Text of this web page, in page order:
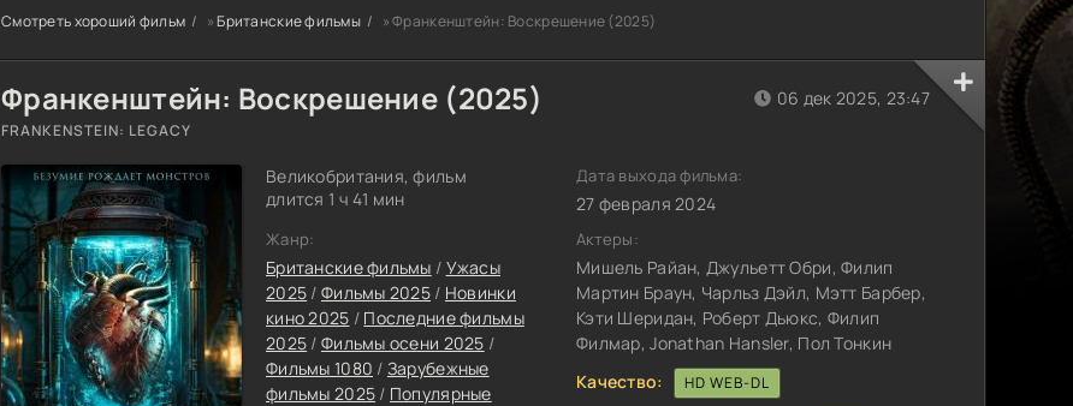
Смотреть хороший фильм »Британские фильмы » Франкенштейн: Воскрешение (2025)
Франкенштейн: Воскрешение (2025)
FRANKENSTEIN: LEGACY
Великобритания, фильм
длится 1 ч 41 мин
Жанр:
Британские фильмы / Ужасы
2025 / Фильмы 2025 / Новинки
кино 2025 / Последние фильмы
2025 / Фильмы осени 2025 /
Фильмы 1080 / Зарубежные
фильмы 2025 / Популярные
06 дек 2025, 23:47
Дата выхода фильма:
27 февраля 2024
Актеры:
Мишель Райан, Джульетт Обри, Филип
Мартин Браун, Чарльз Дэйл, Мэтт Барбер,
Кэти Шеридан, Роберт Дьюкс, Филип
Филмар, Jonathan Hansler, Пол Тонкин
Качество:
HD WEB-DL